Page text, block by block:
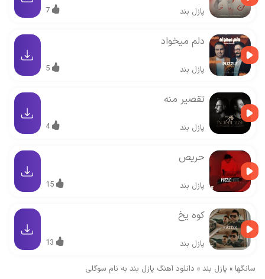
پازل بند 7
دلم میخواد
پازل بند 5
تقصیر منه
پازل بند 4
حریص
پازل بند 15
کوه یخ
پازل بند 13
سانگها » پازل بند » دانلود آهنگ پازل بند به نام سوگلی